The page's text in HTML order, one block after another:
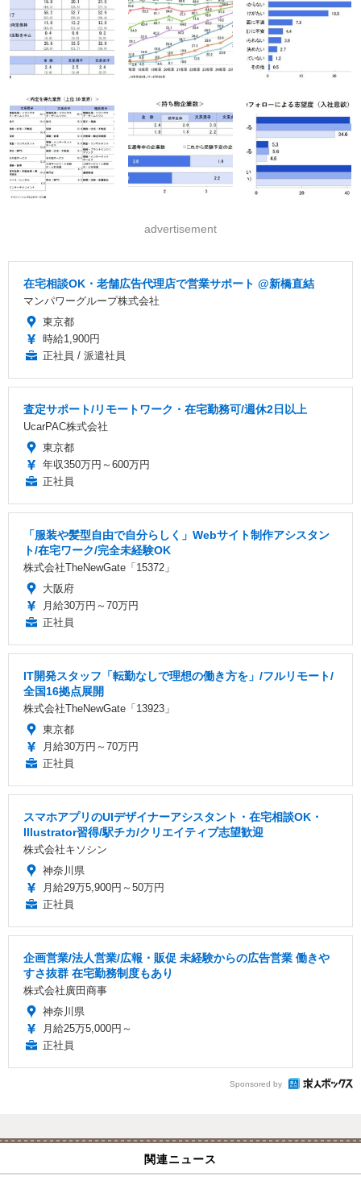
advertisement
在宅相談OK・老舗広告代理店で営業サポート @新橋直結
マンパワーグループ株式会社
東京都
時給1,900円
正社員 / 派遣社員
査定サポート/リモートワーク・在宅勤務可/週休2日以上
UcarPAC株式会社
東京都
年収350万円～600万円
正社員
「服装や髪型自由で自分らしく」Webサイト制作アシスタン
ト/在宅ワーク/完全未経験OK
株式会社TheNewGate「15372」
大阪府
月給30万円～70万円
正社員
IT開発スタッフ「転勤なしで理想の働き方を」/フルリモート/
全国16拠点展開
株式会社TheNewGate「13923」
東京都
月給30万円～70万円
正社員
スマホアプリのUIデザイナーアシスタント・在宅相談OK・
Illustrator習得/駅チカ/クリエイティブ志望歓迎
株式会社キソシン
神奈川県
月給29万5,900円～50万円
正社員
企画営業/法人営業/広報・販促 未経験からの広告営業 働きや
すさ抜群 在宅勤務制度もあり
株式会社廣田商事
神奈川県
月給25万5,000円～
正社員
Sponsored by
関連ニュース